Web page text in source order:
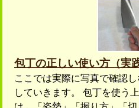
包丁の正しい使い方（実
ここでは実際に写真で確認
していきます。 包丁を使う